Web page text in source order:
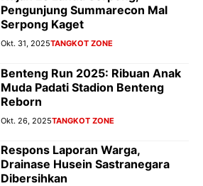
Pengunjung Summarecon Mal
Serpong Kaget
Okt. 31, 2025TANGKOT ZONE
Benteng Run 2025: Ribuan Anak
Muda Padati Stadion Benteng
Reborn
Okt. 26, 2025TANGKOT ZONE
Respons Laporan Warga,
Drainase Husein Sastranegara
Dibersihkan